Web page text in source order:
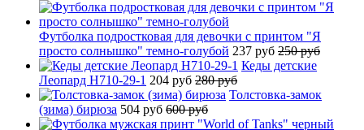
Футболка подростковая для девочки с принтом "Я
просто солнышко" темно-голубой 237 руб 250 руб
Кеды детские
Леопард H710-29-1 204 руб 280 руб
Толстовка-замок
(зима) бирюза 504 руб 600 руб